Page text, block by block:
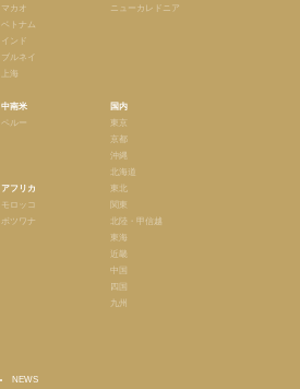
マカオ
ベトナム
インド
ブルネイ
上海
中南米
ペルー
アフリカ
モロッコ
ボツワナ
ニューカレドニア
国内
東京
京都
沖縄
北海道
東北
関東
北陸・甲信越
東海
近畿
中国
四国
九州
NEWS